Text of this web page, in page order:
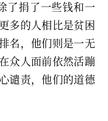
了捐了一些钱和一
多的人相比是贫困
名，他们则是一无
众人面前依然活蹦
谴责，他们的道德